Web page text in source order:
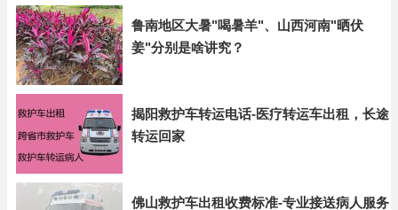
鲁南地区大暑"喝暑羊"、山西河南"晒伏
姜"分别是啥讲究？
揭阳救护车转运电话-医疗转运车出租，长途
转运回家
佛山救护车出租收费标准-专业接送病人服务